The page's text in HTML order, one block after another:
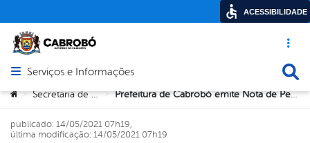
Acesso
Abrir menu principal de navegação
Serviços e Informações
Você está aqui:
> Secretaria de Saúde > Prefeitura de Cabrobó emite Nota de Pesar pelo falecimento de paciente vítima da Covid-19
publicado: 14/05/2021 07h19,
última modificação: 14/05/2021 07h19
ACESSIBILIDADE